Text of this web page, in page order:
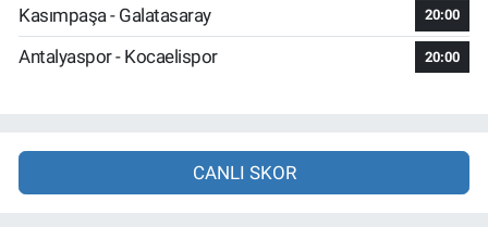
Kasımpaşa - Galatasaray 20:00
Antalyaspor - Kocaelispor 20:00
CANLI SKOR